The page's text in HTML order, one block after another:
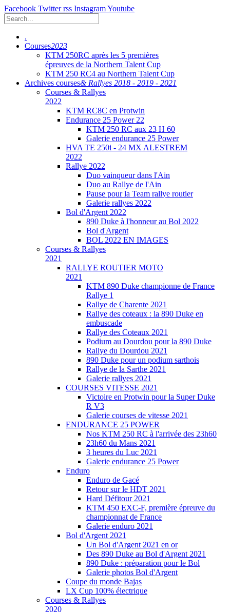
Facebook Twitter rss InstagramYoutube
.
Courses2023
KTM 250RC après les 5 premières
épreuves de la Northern Talent Cup
KTM 250 RC4 au Northern Talent Cup
Archives courses& Rallyes 2018 - 2019 - 2021
Courses & Rallyes
2022
KTM RC8C en Protwin
Endurance 25 Power 22
KTM 250 RC aux 23 H 60
Galerie endurance 25 Power
HVA TE 250i - 24 MX ALESTREM
2022
Rallye 2022
Duo vainqueur dans l'Ain
Duo au Rallye de l'Ain
Pause pour la Team rallye routier
Galerie rallyes 2022
Bol d'Argent 2022
890 Duke à l'honneur au Bol 2022
Bol d'Argent
BOL 2022 EN IMAGES
Courses & Rallyes
2021
RALLYE ROUTIER MOTO
2021
KTM 890 Duke championne de France
Rallye 1
Rallye de Charente 2021
Rallye des coteaux : la 890 Duke en
embuscade
Rallye des Coteaux 2021
Podium au Dourdou pour la 890 Duke
Rallye du Dourdou 2021
890 Duke pour un podium sarthois
Rallye de la Sarthe 2021
Galerie rallyes 2021
COURSES VITESSE 2021
Victoire en Protwin pour la Super Duke
R V3
Galerie courses de vitesse 2021
ENDURANCE 25 POWER
Nos KTM 250 RC à l'arrivée des 23h60
23h60 du Mans 2021
3 heures du Luc 2021
Galerie endurance 25 Power
Enduro
Enduro de Gacé
Retour sur le HDT 2021
Hard Défitour 2021
KTM 450 EXC-F, première épreuve du
championnat de France
Galerie enduro 2021
Bol d'Argent 2021
Un Bol d'Argent 2021 en or
Des 890 Duke au Bol d'Argent 2021
890 Duke : préparation pour le Bol
Galerie photos Bol d'Argent
Coupe du monde Bajas
LX Cup 100% électrique
Courses & Rallyes
2020